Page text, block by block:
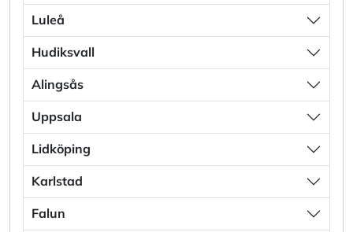
Luleå
Hudiksvall
Alingsås
Uppsala
Lidköping
Karlstad
Falun